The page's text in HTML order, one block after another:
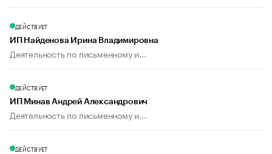
ДЕЙСТВУЕТ
ИП Найденова Ирина Владимировна
Деятельность по письменному и...
ДЕЙСТВУЕТ
ИП Минав Андрей Александрович
Деятельность по письменному и...
ДЕЙСТВУЕТ